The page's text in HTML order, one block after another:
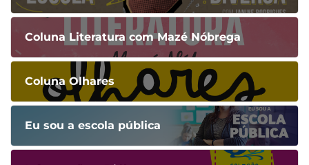
Coluna Literatura com Mazé Nóbrega
Coluna Olhares
Eu sou a escola pública